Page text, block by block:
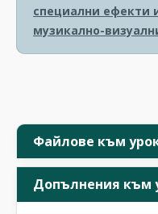
Файлове към
Допълнения към
специални ефекти
музикално-